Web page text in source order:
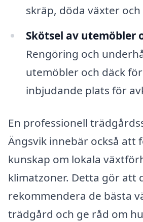
skräp, döda växter
Skötsel av utemöbler
Rengöring och
utemöbler och däck
inbjudande plats för
En professionell
Ängsvik innebär också att
kunskap om lokala
klimatzoner. Detta gör att
rekommendera de bästa
trädgård och ge råd om